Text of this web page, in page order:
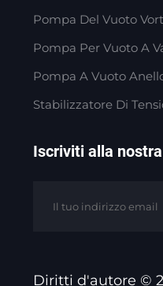
Pompa Del Vuoto
Pompa Per Vuoto A
Pompa A Vuoto
Stabilizzatore Di
Iscriviti alla
Diritti d'autore ©